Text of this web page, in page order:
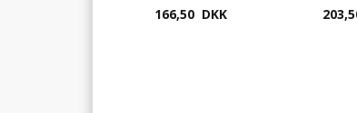
videnskabelig
166,50 DKK